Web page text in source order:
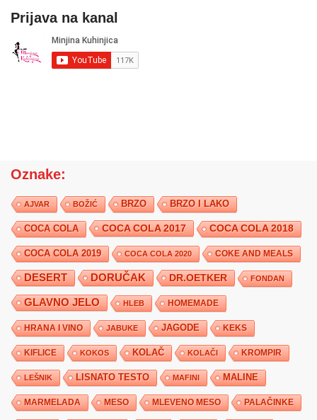
Prijava na kanal
Oznake:
AJVAR BOŽIĆ BRZO BRZO I LAKO
COCA COLA COCA COLA 2017 COCA COLA 2018
COCA COLA 2019 COCA COLA 2020 COKE AND MEALS
DESERT DORUČAK DR.OETKER FONDAN
GLAVNO JELO HLEB HOMEMADE
HRANA I VINO JABUKE JAGODE KEKS
KIFLICE KOKOS KOLAČ KOLAČI KROMPIR
LEŠNIK LISNATO TESTO MAFINI MALINE
MARMELADA MESO MLEVENO MESO PALAČINKE